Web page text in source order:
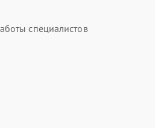
специалистов